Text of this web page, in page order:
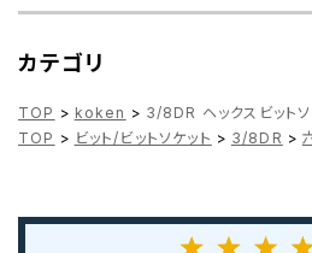
カテゴリ
TOP > koken > 3/8DR ヘックスビッ
TOP > ビット/ビットソケット > 3/8DR >